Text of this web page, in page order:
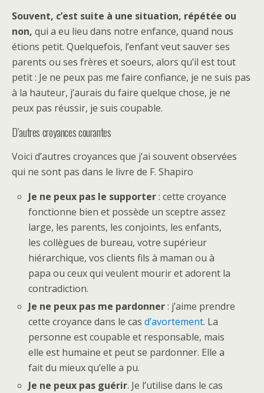
Souvent, c’est suite à une situation, répétée ou
non, qui a eu lieu dans notre enfance, quand nous
étions petit. Quelquefois, l’enfant veut sauver ses
parents ou ses frères et soeurs, alors qu’il est tout
petit : Je ne peux pas me faire confiance, je ne suis pas
à la hauteur, j’aurais du faire quelque chose, je ne
peux pas réussir, je suis coupable.
D’autres croyances courantes
Voici d’autres croyances que j’ai souvent observées
qui ne sont pas dans le livre de F. Shapiro
Je ne peux pas le supporter: cette croyance
fonctionne bien et possède un sceptre assez
large, les parents, les conjoints, les enfants,
les collègues de bureau, votre supérieur
hiérarchique, vos clients fils à maman ou à
papa ou ceux qui veulent mourir et adorent la
contradiction.
Je ne peux pas me pardonner: j’aime prendre
cette croyance dans le casd’avortement. La
personne est coupable et responsable, mais
elle est humaine et peut se pardonner. Elle a
fait du mieux qu’elle a pu.
Je ne peux pas guérir. Je l’utilise dans le cas